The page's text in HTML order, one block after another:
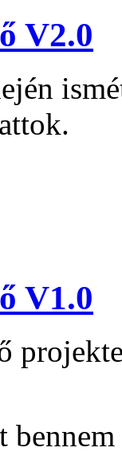
V2.0
V1.0